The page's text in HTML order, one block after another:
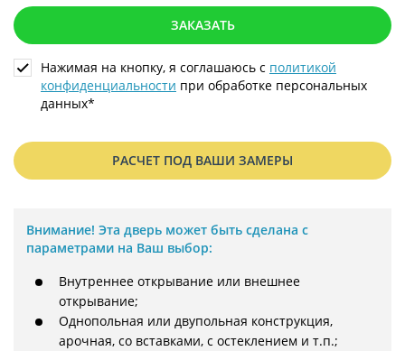
ЗАКАЗАТЬ
Нажимая на кнопку, я соглашаюсь с политикой
конфиденциальности при обработке персональных
данных*
РАСЧЕТ ПОД ВАШИ ЗАМЕРЫ
Внимание! Эта дверь может быть сделана с
параметрами на Ваш выбор:
Внутреннее открывание или внешнее
открывание;
Однопольная или двупольная конструкция,
арочная, со вставками, с остеклением и т.п.;